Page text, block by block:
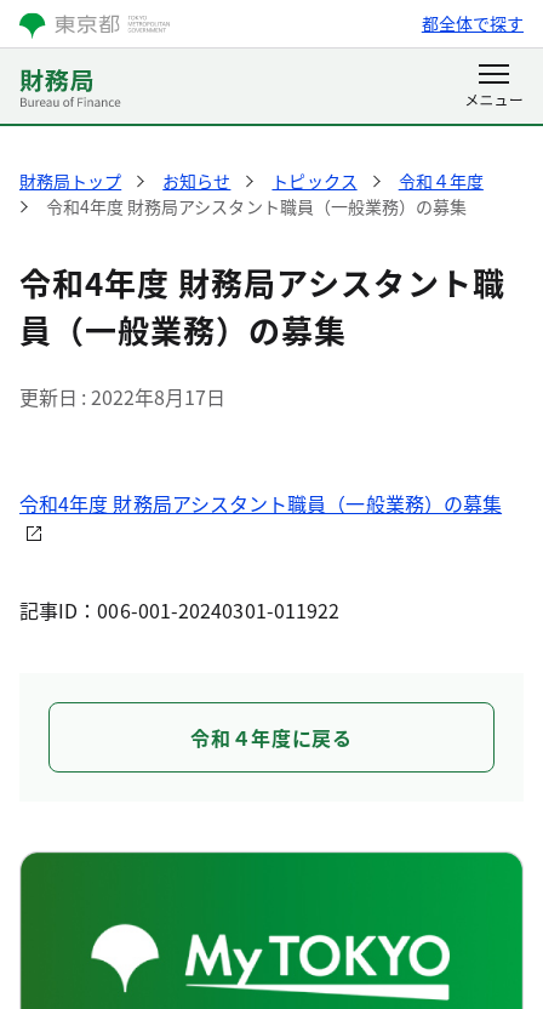
都全体で探す
財務局トップ お知らせ トピックス
令和４年度
令和4年度 財務局アシスタント職員（一般業務）の募集
令和4年度 財務局アシスタント職
員（一般業務）の募集
更新日 2022年8月17日
令和4年度 財務局アシスタント職員（一般業務）の募集
記事ID：006-001-20240301-011922
令和４年度に戻る